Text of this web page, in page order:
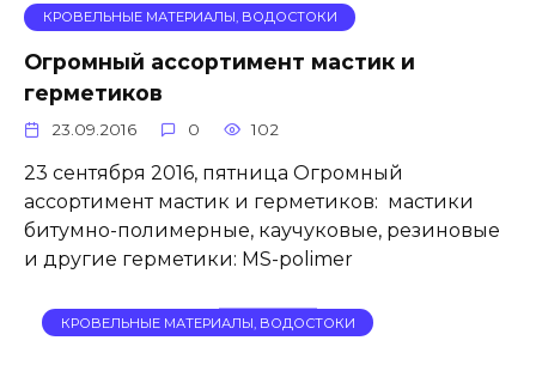
КРОВЕЛЬНЫЕ МАТЕРИАЛЫ, ВОДОСТОКИ
Огромный ассортимент мастик и
герметиков
23.09.2016 0 102
23 сентября 2016, пятница Огромный
ассортимент мастик и герметиков: мастики
битумно-полимерные, каучуковые, резиновые
и другие герметики: MS-polimer
КРОВЕЛЬНЫЕ МАТЕРИАЛЫ, ВОДОСТОКИ